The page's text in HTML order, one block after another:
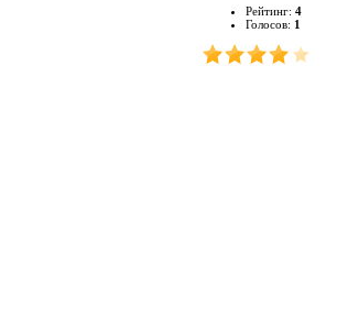
Рейтинг: 4
Голосов: 1